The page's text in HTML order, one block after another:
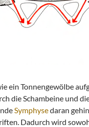
ein Tonnengewölbe
die Schambeine und
Symphysedaran
Dadurch wird